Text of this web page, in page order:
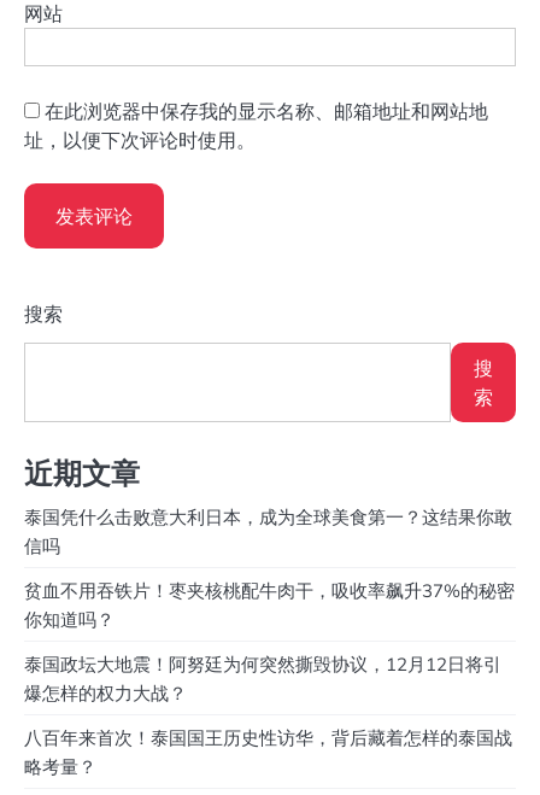
网站
在此浏览器中保存我的显示名称、邮箱地址和网站地
址，以便下次评论时使用。
搜索
搜
索
近期文章
泰国凭什么击败意大利日本，成为全球美食第一？这结果你敢
信吗
贫血不用吞铁片！枣夹核桃配牛肉干，吸收率飙升37%的秘密
你知道吗？
泰国政坛大地震！阿努廷为何突然撕毁协议，12月12日将引
爆怎样的权力大战？
八百年来首次！泰国国王历史性访华，背后藏着怎样的泰国战
略考量？